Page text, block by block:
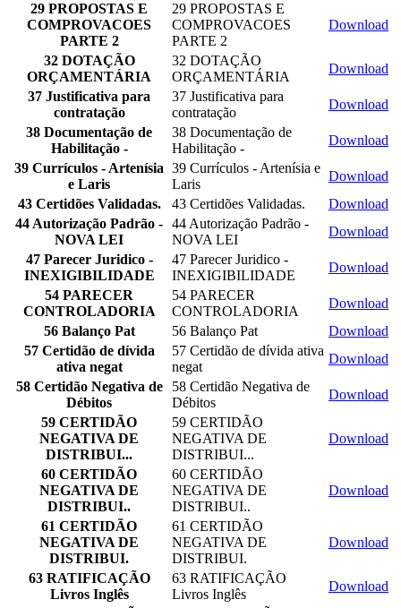
29 PROPOSTAS E
COMPROVACOES
PARTE 2
29 PROPOSTAS E
COMPROVACOES
PARTE 2
Download
32 DOTAÇÃO
ORÇAMENTÁRIA
32 DOTAÇÃO
ORÇAMENTÁRIA
Download
37 Justificativa para
contratação
37 Justificativa para
contratação
Download
38 Documentação de
Habilitação -
38 Documentação de
Habilitação -
Download
39 Currículos - Artenísia
e Laris
39 Currículos - Artenísia e
Laris
Download
43 Certidões Validadas.
43 Certidões Validadas.
Download
44 Autorização Padrão -
NOVA LEI
44 Autorização Padrão -
NOVA LEI
Download
47 Parecer Juridico -
INEXIGIBILIDADE
47 Parecer Juridico -
INEXIGIBILIDADE
Download
54 PARECER
CONTROLADORIA
54 PARECER
CONTROLADORIA
Download
56 Balanço Pat
56 Balanço Pat
Download
57 Certidão de dívida
ativa negat
57 Certidão de dívida ativa
negat
Download
58 Certidão Negativa de
Débitos
58 Certidão Negativa de
Débitos
Download
59 CERTIDÃO
NEGATIVA DE
DISTRIBUI...
59 CERTIDÃO
NEGATIVA DE
DISTRIBUI...
Download
60 CERTIDÃO
NEGATIVA DE
DISTRIBUI..
60 CERTIDÃO
NEGATIVA DE
DISTRIBUI..
Download
61 CERTIDÃO
NEGATIVA DE
DISTRIBUI.
61 CERTIDÃO
NEGATIVA DE
DISTRIBUI.
Download
63 RATIFICAÇÃO
Livros Inglês
63 RATIFICAÇÃO
Livros Inglês
Download